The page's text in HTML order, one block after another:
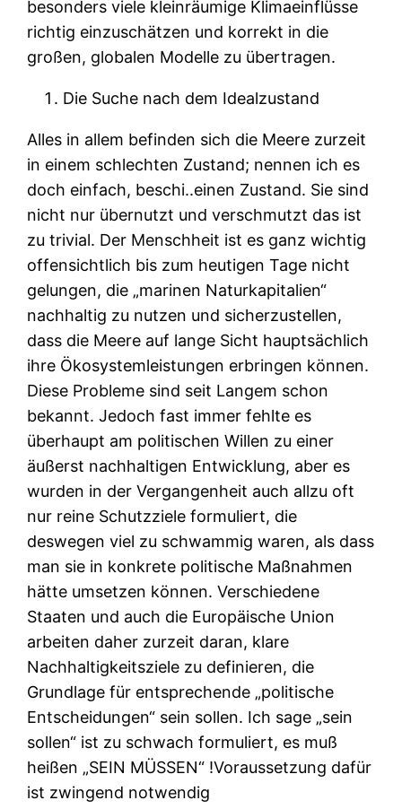
besonders viele kleinräumige Klimaeinflüsse
richtig einzuschätzen und korrekt in die
großen, globalen Modelle zu übertragen.
Die Suche nach dem Idealzustand
Alles in allem befinden sich die Meere zurzeit
in einem schlechten Zustand; nennen ich es
doch einfach, beschi..einen Zustand. Sie sind
nicht nur übernutzt und verschmutzt das ist
zu trivial. Der Menschheit ist es ganz wichtig
offensichtlich bis zum heutigen Tage nicht
gelungen, die „marinen Naturkapitalien“
nachhaltig zu nutzen und sicherzustellen,
dass die Meere auf lange Sicht hauptsächlich
ihre Ökosystemleistungen erbringen können.
Diese Probleme sind seit Langem schon
bekannt. Jedoch fast immer fehlte es
überhaupt am politischen Willen zu einer
äußerst nachhaltigen Entwicklung, aber es
wurden in der Vergangenheit auch allzu oft
nur reine Schutzziele formuliert, die
deswegen viel zu schwammig waren, als dass
man sie in konkrete politische Maßnahmen
hätte umsetzen können. Verschiedene
Staaten und auch die Europäische Union
arbeiten daher zurzeit daran, klare
Nachhaltigkeitsziele zu definieren, die
Grundlage für entsprechende „politische
Entscheidungen“ sein sollen. Ich sage „sein
sollen“ ist zu schwach formuliert, es muß
heißen „SEIN MÜSSEN“ !Voraussetzung dafür
ist zwingend notwendig